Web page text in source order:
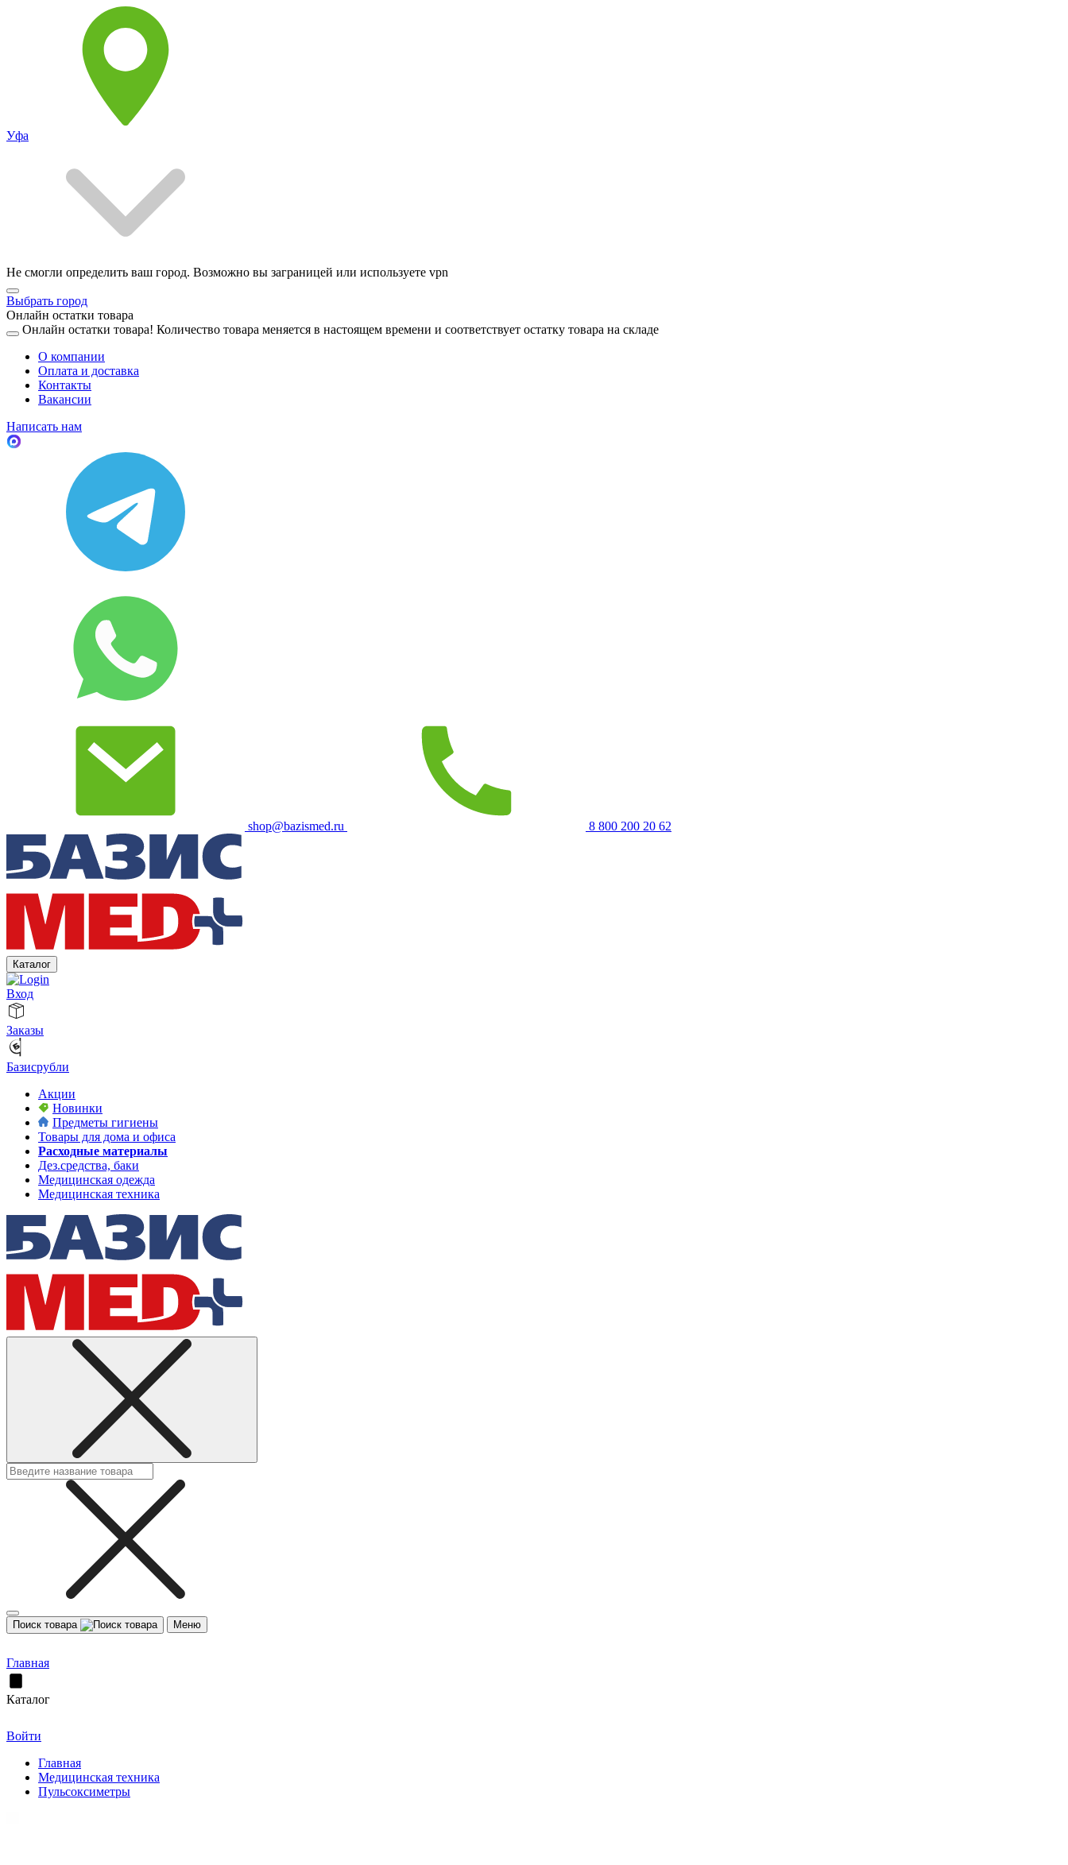
Уфа
Не смогли определить ваш город. Возможно вы заграницей или используете vpn
Выбрать город
Онлайн остатки товара
Онлайн остатки товара! Количество товара меняется в настоящем времени и соответствует остатку товара на складе
О компании
Оплата и доставка
Контакты
Вакансии
Написать нам
shop@bazismed.ru 8 800 200 20 62
Каталог
Вход
Заказы
Базисрубли
Акции
Новинки
Предметы гигиены
Товары для дома и офиса
Расходные материалы
Дез.средства, баки
Медицинская одежда
Медицинская техника
Поиск товара Меню
Главная
Каталог
Войти
Главная
Медицинская техника
Пульсоксиметры